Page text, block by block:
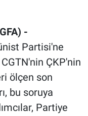
-
Partisi'ne
ÇKP'nin
ölçen son
bu soruya
Partiye